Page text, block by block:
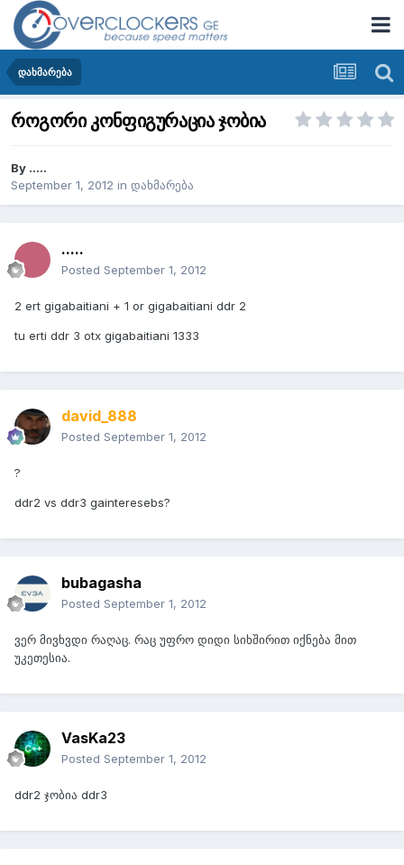
დახმარება
როგორი კონფიგურაცია ჯობია
By .....
September 1, 2012 in დახმარება
.....
Posted September 1, 2012
2 ert gigabaitiani + 1 or gigabaitiani ddr 2
tu erti ddr 3 otx gigabaitiani 1333
david_888
Posted September 1, 2012
?
ddr2 vs ddr3 gainteresebs?
bubagasha
Posted September 1, 2012
ვერ მივხვდი რაღაც. რაც უფრო დიდი სიხშირით იქნება მით
უკეთესია.
VasKa23
Posted September 1, 2012
ddr2 ჯობია ddr3